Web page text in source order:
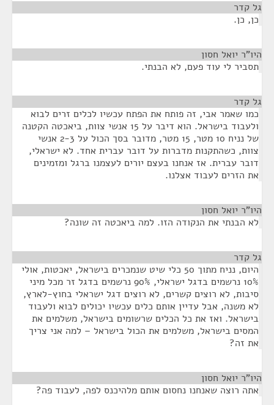
גל קדר
כן, כן.
היו"ר יואל חסון
תסביר לי עוד פעם, לא הבנתי.
גל קדר
כמו שאמר אבי, זה פותח את הפתח עכשיו לכלים זרים לבוא
ולעבוד בישראל. הוא דיבר על 15 אנשי צוות, ביאכטה הקטנה
של נניח 10 מטר, 15 מטר, מדובר בסך הכול על 2-3 אנשי
צוות, כשהתקנות מדברות על דובר עברית אחד. לא ישראלי,
דובר עברית. אז אנחנו בעצם יורים לעצמנו ברגל ומזמינים
את הזרים לעבוד אצלנו.
היו"ר יואל חסון
לא הבנתי את הנקודה הזו. למה ביאכטה זה שונה?
גל קדר
היום, נניח מתוך 50 כלי שיט שנמכרים בישראל, יאכטות, אולי
10% נרשמים בדגל ישראלי, 90% נרשמים בדגל זר מכל מיני
סיבות, לא רוצים קשרים, לא רוצים דגל ישראלי בחוץ-לארץ,
לא משנה, אבל עדיין אותם כלים עכשיו יכולים לבוא ולעבוד
בישראל. ואז את כל הכלים שרשומים בישראל, משלמים את
המסים בישראל, משלמים את הכול בישראל – למה אני צריך
את זה?
היו"ר יואל חסון
אתה רוצה שאנחנו נחסום אותם מלהיכנס לפה, לעבוד פה?